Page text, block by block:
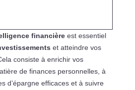
financièreest essentiel
et atteindre vos
consiste à enrichir vos
de finances personnelles, à
d’épargne efficaces et à suivre